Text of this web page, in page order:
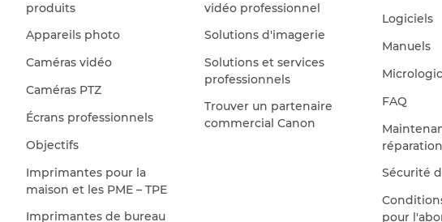
produits
Appareils photo
Caméras vidéo
Caméras PTZ
Écrans professionnels
Objectifs
Imprimantes pour la
maison et les PME – TPE
Imprimantes de bureau
vidéo professionnel
Solutions d'imagerie
Solutions et services
professionnels
Trouver un partenaire
commercial Canon
Logiciels
Manuels
FAQ
réparation
Sécurité
pour